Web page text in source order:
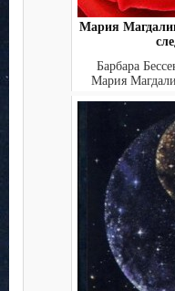
Мария
Барбара
Мария